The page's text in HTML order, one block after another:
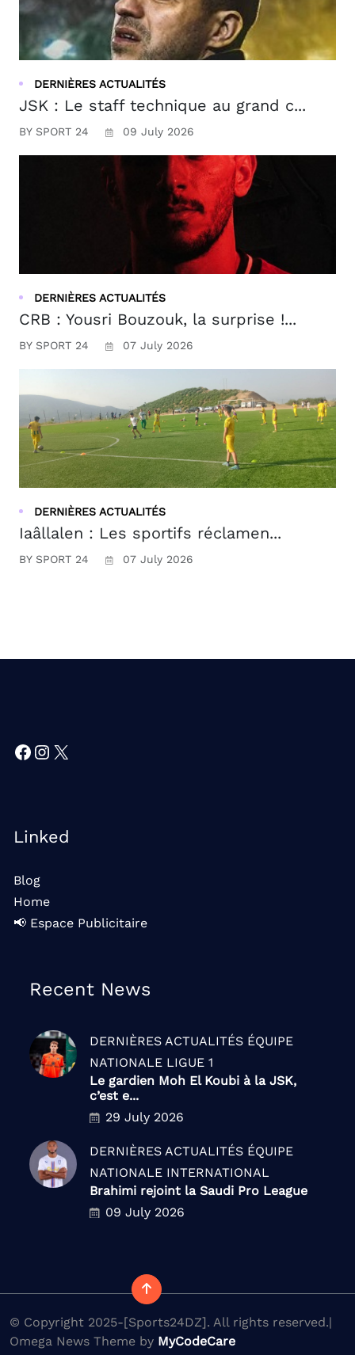
DERNIÈRES ACTUALITÉS
JSK : Le staff technique au grand c...
BY SPORT 24 09 July 2026
DERNIÈRES ACTUALITÉS
CRB : Yousri Bouzouk, la surprise !...
BY SPORT 24 07 July 2026
DERNIÈRES ACTUALITÉS
Iaâllalen : Les sportifs réclamen...
BY SPORT 24 07 July 2026
Facebook
Instagram
X
Linked
Blog
Home
📢 Espace Publicitaire
Recent News
DERNIÈRES ACTUALITÉS ÉQUIPE
NATIONALE LIGUE 1
Le gardien Moh El Koubi à la JSK,
c’est e...
29 July 2026
DERNIÈRES ACTUALITÉS ÉQUIPE
NATIONALE INTERNATIONAL
Brahimi rejoint la Saudi Pro League
09 July 2026
© Copyright 2025-[Sports24DZ]. All rights reserved.|
Omega News Theme by MyCodeCare